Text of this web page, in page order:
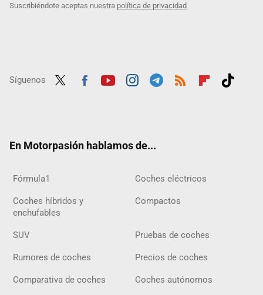
Suscribiéndote aceptas nuestra política de privacidad
Síguenos
En Motorpasión hablamos de...
Fórmula1 Coches eléctricos
Coches híbridos y
enchufables
Compactos
SUV Pruebas de coches
Rumores de coches Precios de coches
Comparativa de coches Coches autónomos